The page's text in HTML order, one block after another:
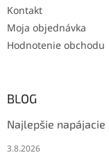
Kontakt
Moja objednávka
Hodnotenie obchodu
BLOG
Najlepšie napájacie
3.8.2026